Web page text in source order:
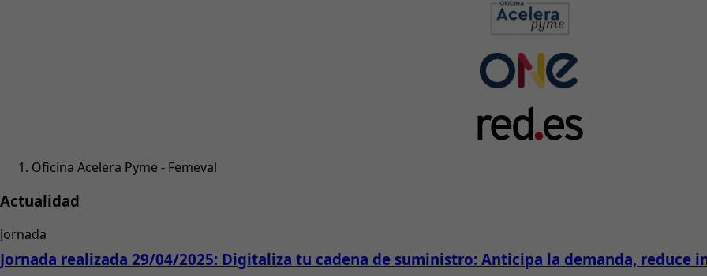
Oficina Acelera Pyme - Femeval
Actualidad
Jornada
Jornada realizada 29/04/2025: Digitaliza tu cadena de suministro: Anticipa la demanda, reduce